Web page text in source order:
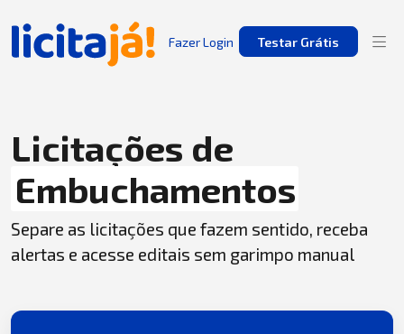
Fazer Login Testar Grátis
Licitações de
Embuchamentos
Separe as licitações que fazem sentido, receba
alertas e acesse editais sem garimpo manual